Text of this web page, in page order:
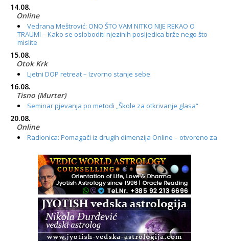
14.08.
Online
Vedrana Meštrović: ONO ŠTO VAM NITKO NIJE REKAO O
TRAUMI – Kako se osloboditi njezinih posljedica brže nego što
mislite
15.08.
Otok Krk
Ljetni DOP retreat – Izvorno stanje sebe
16.08.
Tisno (Murter)
Seminar pjevanja po metodi „Škole za otkrivanje glasa“
20.08.
Online
Radionica: Pomagači iz drugih dimenzija Online – otvoreno za
Zagreb+Online
Osnovni ThetaHealing® tečaj, Zagreb i Online
Zagreb
Osnovna radionica za izscjeljivanje pranom (Basic Pranic
Healing course)
Access BARS®, otpusti stres